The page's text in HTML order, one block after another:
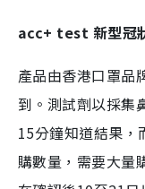
acc+ test 新型冠
產品由香港口罩品
到。測試劑以採集
15分鐘知道結果
購數量，需要大量